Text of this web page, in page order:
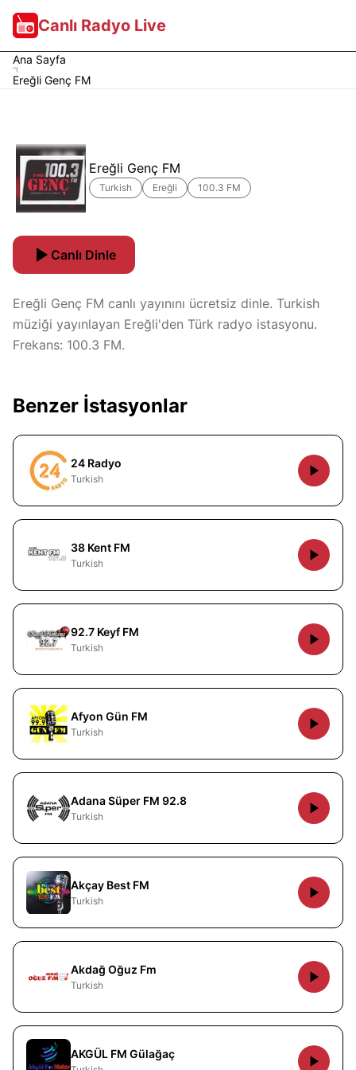
Canlı Radyo Live
Ana Sayfa
Ereğli Genç FM
Ereğli Genç FM
Turkish Ereğli 100.3 FM
Canlı Dinle
Ereğli Genç FM canlı yayınını ücretsiz dinle. Turkish
müziği yayınlayan Ereğli'den Türk radyo istasyonu.
Frekans: 100.3 FM.
Benzer İstasyonlar
24 Radyo
Turkish
38 Kent FM
Turkish
92.7 Keyf FM
Turkish
Afyon Gün FM
Turkish
Adana Süper FM 92.8
Turkish
Akçay Best FM
Turkish
Akdağ Oğuz Fm
Turkish
AKGÜL FM Gülağaç